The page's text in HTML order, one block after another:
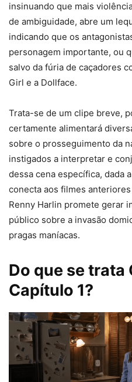
insinuando que mais
de ambiguidade, abre um
indicando que os
personagem importante, ou
salvo da fúria de caçadores
Girl e a Dollface.
Trata-se de um clipe breve,
certamente alimentará
sobre o prosseguimento da
instigados a interpretar e
dessa cena específica, dada
conecta aos filmes
Renny Harlin promete gerar
público sobre a invasão
pragas maníacas.
Do que se trata
Capítulo 1?